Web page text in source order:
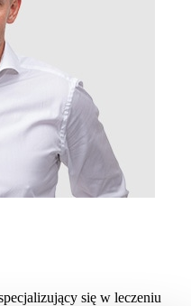
się w leczeniu